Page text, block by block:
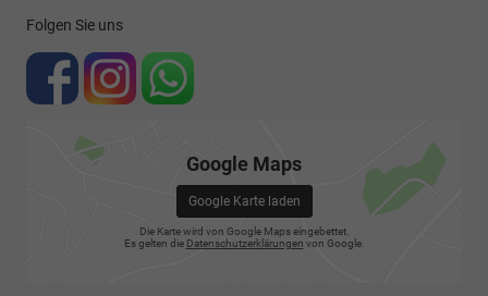
Folgen Sie uns
Google Maps
Google Karte laden
Die Karte wird von Google Maps eingebettet.
Es gelten die Datenschutzerklärungen von Google.